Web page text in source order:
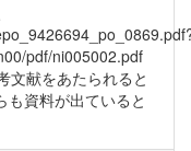
pdf/ni005002.pdf
文献をあたられると
も資料が出ていると